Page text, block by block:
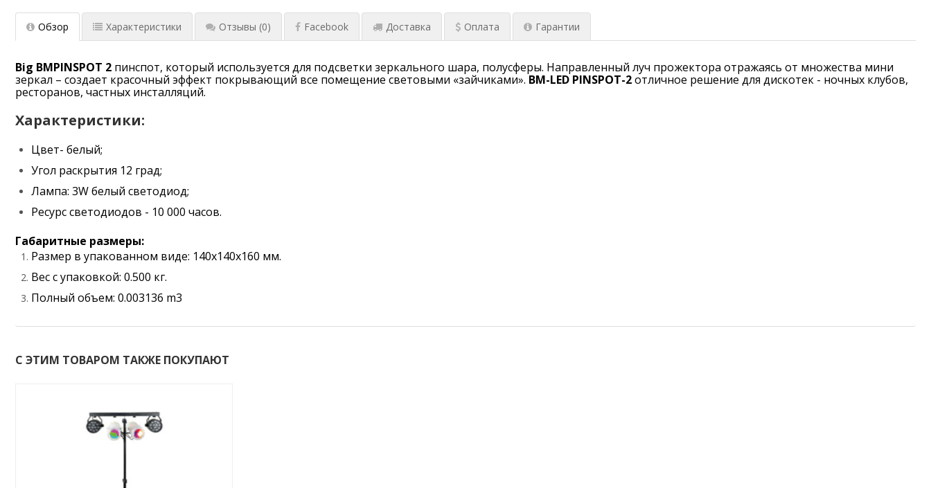
Обзор Характеристики Отзывы (0) Facebook Доставка Оплата Гарантии
Big BMPINSPOT 2 пинспот, который используется для подсветки зеркального шара, полусферы. Направленный луч прожектора отражаясь от множества мини
зеркал – создает красочный эффект покрывающий все помещение световыми «зайчиками». BM-LED PINSPOT-2отличное решение для дискотек - ночных клубов,
ресторанов, частных инсталляций.
Характеристики:
Цвет- белый;
Угол раскрытия 12 град;
Лампа: 3W белый светодиод;
Ресурс светодиодов - 10 000 часов.
Габаритные размеры:
Размер в упакованном виде: 140x140x160 мм.
Вес с упаковкой: 0.500 кг.
Полный объем: 0.003136 m3
С ЭТИМ ТОВАРОМ ТАКЖЕ ПОКУПАЮТ